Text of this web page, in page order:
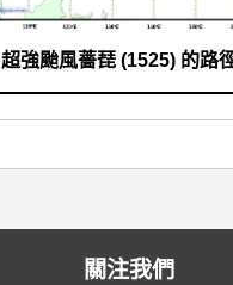
超強颱風薔琵 (1525) 的路
關注我們